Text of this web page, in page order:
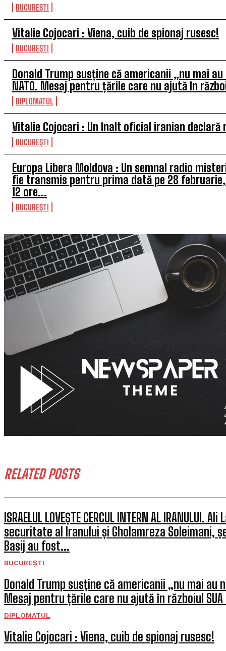
BUCUREȘTI
Vitalie Cojocari : Viena, cuib de spionaj rusesc!
BUCUREȘTI
Donald Trump susține că americanii „nu mai au
NATO. Mesaj pentru țările care nu ajută în
DIPLOMATUL
Vitalie Cojocari : Un înalt oficial iranian declară
BUCUREȘTI
Europa Libera Moldova : Un semnal radio
fie transmis pentru prima dată pe 28
12 ore...
BUCUREȘTI
RELATED POSTS
ISRAELUL LOVEȘTE CERCUL INTERN AL IRANULUI.
securitate al Iranului și Gholamreza Soleimani,
Basij au fost...
BUCUREȘTI
Donald Trump susține că americanii „nu mai au
Mesaj pentru țările care nu ajută în războiul
DIPLOMATUL
Vitalie Cojocari : Viena, cuib de spionaj rusesc!